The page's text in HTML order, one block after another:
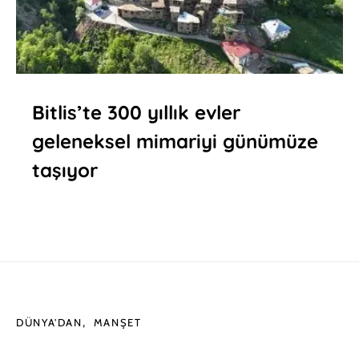
Bitlis’te 300 yıllık evler
geleneksel mimariyi günümüze
taşıyor
DÜNYA'DAN MANŞET